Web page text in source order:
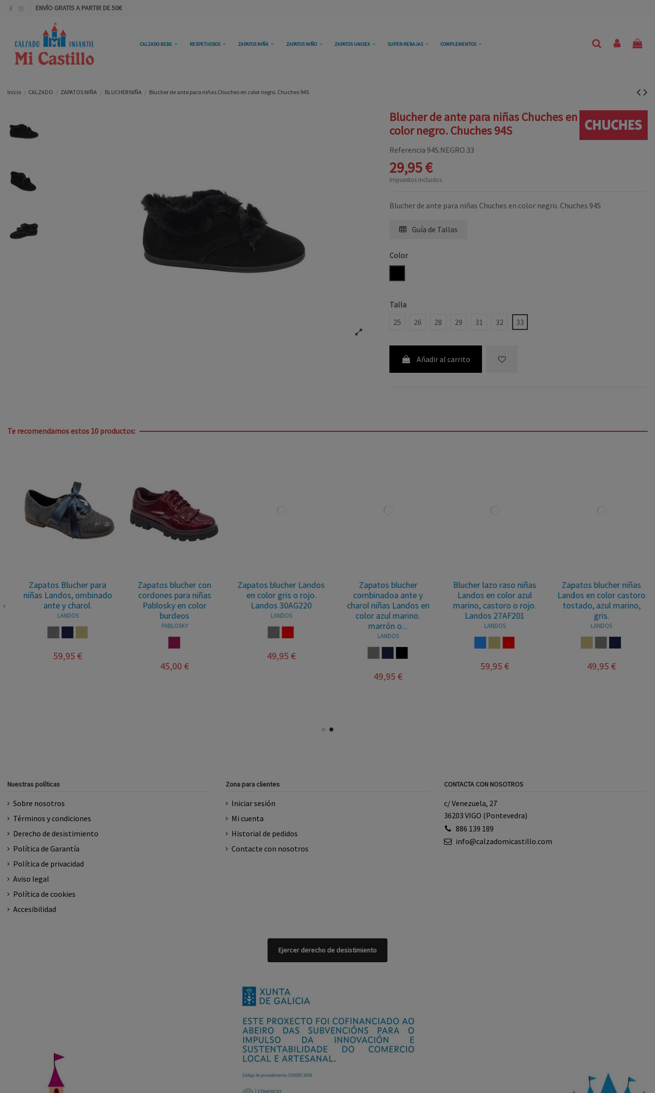
ENVÍO GRATIS A PARTIR DE 50€
CALZADO BEBE RESPETUOSOS ZAPATOS NIÑA ZAPATOS NIÑO ZAPATOS UNISEX SUPER-REBAJAS COMPLEMENTOS
Inicio CALZADO ZAPATOS NIÑA BLUCHER NIÑA Blucher de ante para niñas Chuches en color negro. Chuches 94S
Blucher de ante para niñas Chuches en
color negro. Chuches 94S
Referencia 94S.NEGRO.33
29,95 €
Impuestos incluidos
Blucher de ante para niñas Chuches en color negro. Chuches 94S
Guía de Tallas
Color
Talla
25
26 28 29 31 32 33
Añadir al carrito
Te recomendamos estos 10 productos:
Zapatos Blucher para
niñas Landos, ombinado
ante y charol.
LANDOS
59,95 €
Zapatos blucher con
cordones para niñas
Pablosky en color
burdeos
PABLOSKY
45,00 €
Zapatos blucher Landos
en color gris o rojo.
Landos 30AG220
LANDOS
49,95 €
Zapatos blucher
combinadoa ante y
charol niñas Landos en
color azul marino.
marrón o...
LANDOS
49,95 €
Blucher lazo raso niñas
Landos en color azul
marino, castoro o rojo.
Landos 27AF201
LANDOS
59,95 €
Zapatos blucher niñas
Landos en color castoro
tostado, azul marino,
gris.
LANDOS
49,95 €
Nuestras políticas
Sobre nosotros
Términos y condiciones
Derecho de desistimiento
Política de Garantía
Política de privacidad
Aviso legal
Política de cookies
Accesibilidad
Zona para clientes
Iniciar sesión
Mi cuenta
Historial de pedidos
Contacte con nosotros
CONTACTA CON NOSOTROS
c/ Venezuela, 27
36203 VIGO (Pontevedra)
886 139 189
info@calzadomicastillo.com
Ejercer derecho de desistimiento